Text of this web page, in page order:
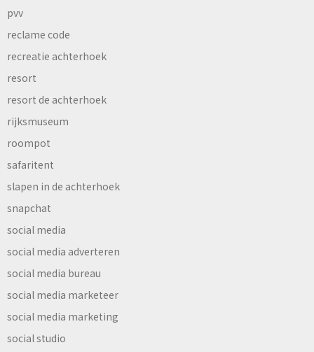
pvv
reclame code
recreatie achterhoek
resort
resort de achterhoek
rijksmuseum
roompot
safaritent
slapen in de achterhoek
snapchat
social media
social media adverteren
social media bureau
social media marketeer
social media marketing
social studio